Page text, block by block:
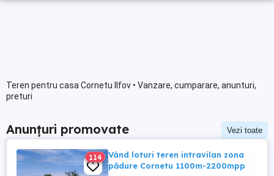
Teren pentru casa Cornetu Ilfov • Vanzare, cumparare, anunturi,
preturi
Anunțuri promovate Vezi toate
114
Vând loturi teren intravilan zona
pădure Cornetu 1100m-2200mpp